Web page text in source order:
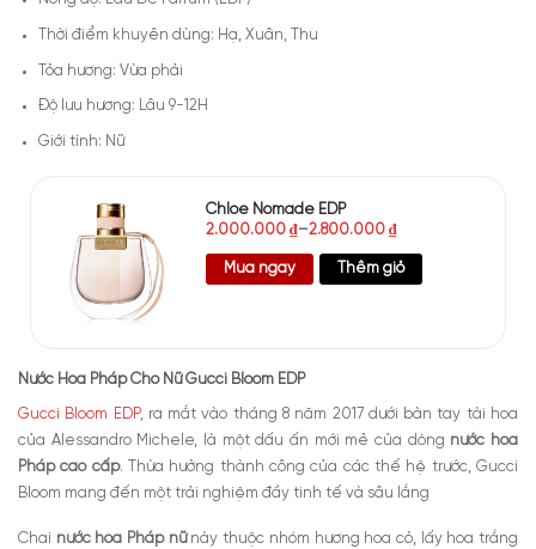
Thời điểm khuyên dùng: Hạ, Xuân, Thu
Tỏa hương: Vừa phải
Độ lưu hương: Lâu 9-12H
Giới tính: Nữ
Chloe Nomade EDP
2.000.000₫–2.800.000₫
Mua ngay Thêm giỏ
Nước Hoa Pháp Cho Nữ Gucci Bloom EDP
Gucci Bloom EDP, ra mắt vào tháng 8 năm 2017 dưới bàn tay tài hoa
của Alessandro Michele, là một dấu ấn mới mẻ của dòng nước hoa
Pháp cao cấp. Thừa hưởng thành công của các thế hệ trước, Gucci
Bloom mang đến một trải nghiệm đầy tinh tế và sâu lắng
Chai nước hoa Pháp nữnày thuộc nhóm hương hoa cỏ, lấy hoa trắng